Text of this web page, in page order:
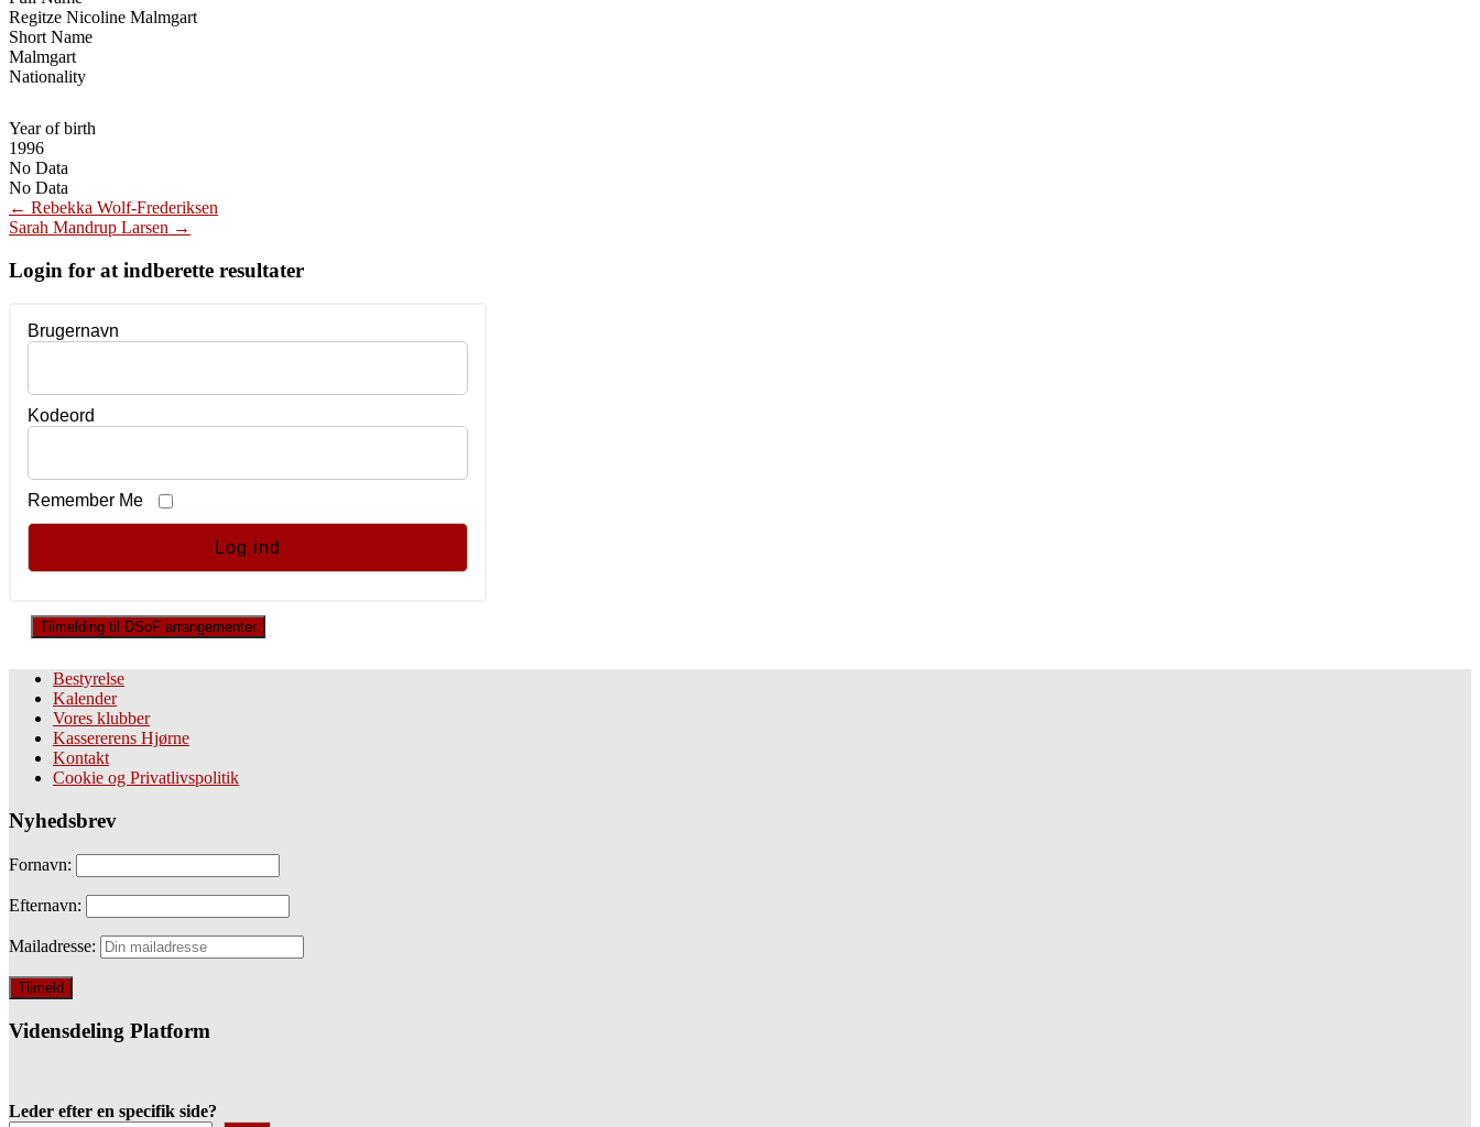
Regitze Nicoline Malmgart
Short Name
Malmgart
Nationality
Year of birth
1996
No Data
No Data
Post
navigation
← Rebekka Wolf-Frederiksen
Sarah Mandrup Larsen →
Login for at indberette resultater
Brugernavn
Kodeord
Remember Me
Tilmelding til DSoF arrangementer
Bestyrelse
Kalender
Vores klubber
Kassererens Hjørne
Kontakt
Cookie og Privatlivspolitik
Nyhedsbrev
Fornavn:
Efternavn:
Mailadresse:
Vidensdeling Platform
Leder efter en specifik side?